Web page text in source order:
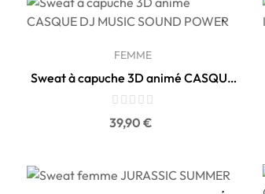
FEMME
Sweat à capuche 3D animé CASQUE
DJ MUSIC SOUND...
Prix
39,90 €